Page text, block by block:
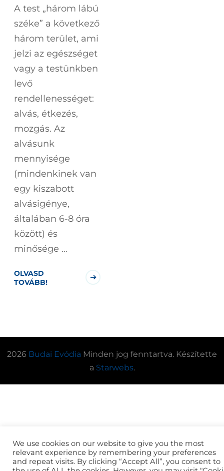
A test „három lábú
széke” a következő
három terület, ami
jelzi az egészséget
vagy a testünkben
levő
rendellenességet:
alvás, étkezés,
mozgás. Az
alvásunk
mennyisége
(mindenkinek van
egy kiszabott
alvásigénye,
általában 6-8 óra
között) és
minősége …
OLVASD
TOVÁBB!
2026 Budai Evódia Minden jog fenntartva. Készítette
a Starwebs.
We use cookies on our website to give you the most
relevant experience by remembering your preferences
and repeat visits. By clicking “Accept All”, you consent to